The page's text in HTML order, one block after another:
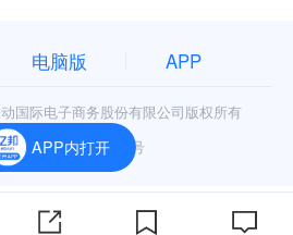
APP内打开
电脑版 APP
国际电子商务股份有限公司版权所有
备11010602006906号